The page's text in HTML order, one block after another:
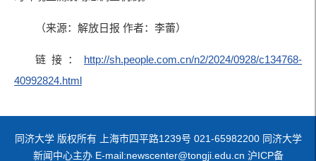
（来源：解放日报 作者：李蕾）
链接： http://sh.people.com.cn/n2/2024/0928/c134768-
40992824.html
同济大学 版权所有 上海市四平路1239号 021-65982200 同济大学
新闻中心主办 E-mail:newscenter@tongji.edu.cn 沪ICP备